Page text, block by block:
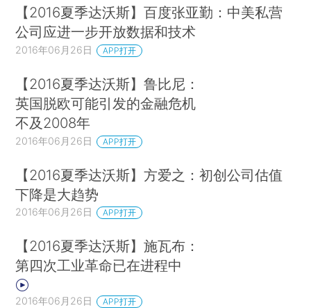
【2016夏季达沃斯】百度张亚勤：中美私营
公司应进一步开放数据和技术
2016年06月26日 APP打开
【2016夏季达沃斯】鲁比尼：
英国脱欧可能引发的金融危机
不及2008年
2016年06月26日 APP打开
【2016夏季达沃斯】方爱之：初创公司估值
下降是大趋势
2016年06月26日 APP打开
【2016夏季达沃斯】施瓦布：
第四次工业革命已在进程中
2016年06月26日 APP打开